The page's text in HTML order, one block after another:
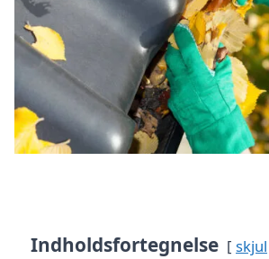
Indholdsfortegnelse skjul